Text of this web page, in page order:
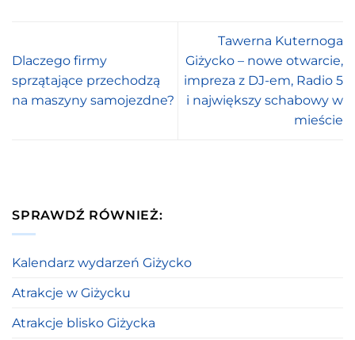
Dlaczego firmy
sprzątające przechodzą
na maszyny samojezdne?
Tawerna Kuternoga
Giżycko – nowe otwarcie,
impreza z DJ-em, Radio 5
i największy schabowy w
mieście
SPRAWDŹ RÓWNIEŻ:
Kalendarz wydarzeń Giżycko
Atrakcje w Giżycku
Atrakcje blisko Giżycka